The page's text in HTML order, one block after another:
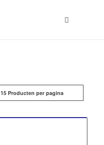
15 Producten per pagina